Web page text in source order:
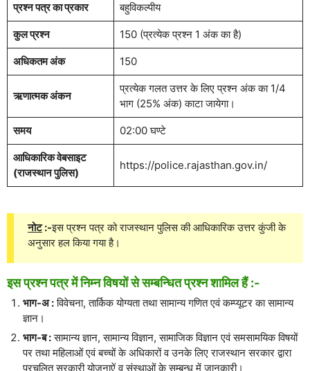
प्रश्न पत्र का प्रकार बहुविकल्पीय
कुल प्रश्न 150 (प्रत्येक प्रश्न 1 अंक का है)
अधिकतम अंक 150
ऋणात्मक अंकन
प्रत्येक गलत उत्तर के लिए प्रश्न अंक का 1/4
भाग (25% अंक) काटा जायेगा।
समय 02:00 घण्टे
आधिकारिक वेबसाइट
(राजस्थान पुलिस)
https://police.rajasthan.gov.in/
नोट:-इस प्रश्न पत्र को राजस्थान पुलिस की आधिकारिक उत्तर कुंजी के
अनुसार हल किया गया है।
इस प्रश्न पत्र में निम्न विषयों से सम्बन्धित प्रश्न शामिल हैं :-
भाग-अ :विवेचना, तार्किक योग्यता तथा सामान्य गणित एवं कम्प्यूटर का सामान्य
ज्ञान।
भाग-ब :सामान्य ज्ञान, सामान्य विज्ञान, सामाजिक विज्ञान एवं समसामयिक विषयों
पर तथा महिलाओं एवं बच्चों के अधिकारों व उनके लिए राजस्थान सरकार द्वारा
प्रचलित सरकारी योजनाऐं व संस्थाओं के सम्बन्ध में जानकारी।